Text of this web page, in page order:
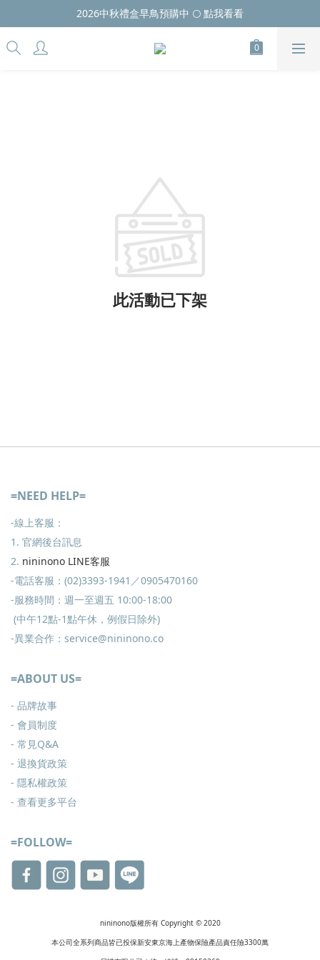
2026中秋禮盒早鳥預購中 🌕 點我看看
此活動已下架
=NEED HELP=
-線上客服：
1. 官網後台訊息
2. nininono LINE客服
-電話客服：(02)3393-1941／0905470160
-服務時間：週一至週五 10:00-18:00
(中午12點-1點午休，例假日除外)
-異業合作：service@nininono.co
=ABOUT US=
- 品牌故事
- 會員制度
- 常見Q&A
- 退換貨政策
- 隱私權政策
- 查看更多平台
=FOLLOW=
nininono版權所有 Copyright © 2020
本公司全系列商品皆已投保新安東京海上產物保險產品責任險3300萬